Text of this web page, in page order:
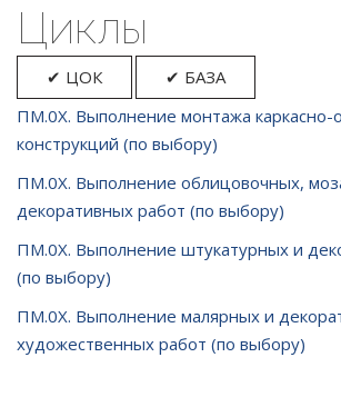
Циклы
✔ ЦОК
✔ БАЗА
ПМ.0Х. Выполнение монтажа
конструкций (по выбору)
ПМ.0Х. Выполнение облицовочных,
декоративных работ (по выбору)
ПМ.0Х. Выполнение штукатурных и
(по выбору)
ПМ.0Х. Выполнение малярных и
художественных работ (по выбору)